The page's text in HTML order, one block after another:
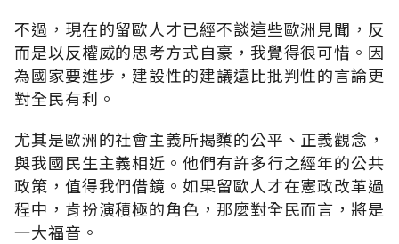
不過，現在的留歐人才已經不談這些歐洲見聞，反
而是以反權威的思考方式自豪，我覺得很可惜。因
為國家要進步，建設性的建議遠比批判性的言論更
對全民有利。
尤其是歐洲的社會主義所揭櫫的公平、正義觀念，
與我國民生主義相近。他們有許多行之經年的公共
政策，值得我們借鏡。如果留歐人才在憲政改革過
程中，肯扮演積極的角色，那麼對全民而言，將是
一大福音。